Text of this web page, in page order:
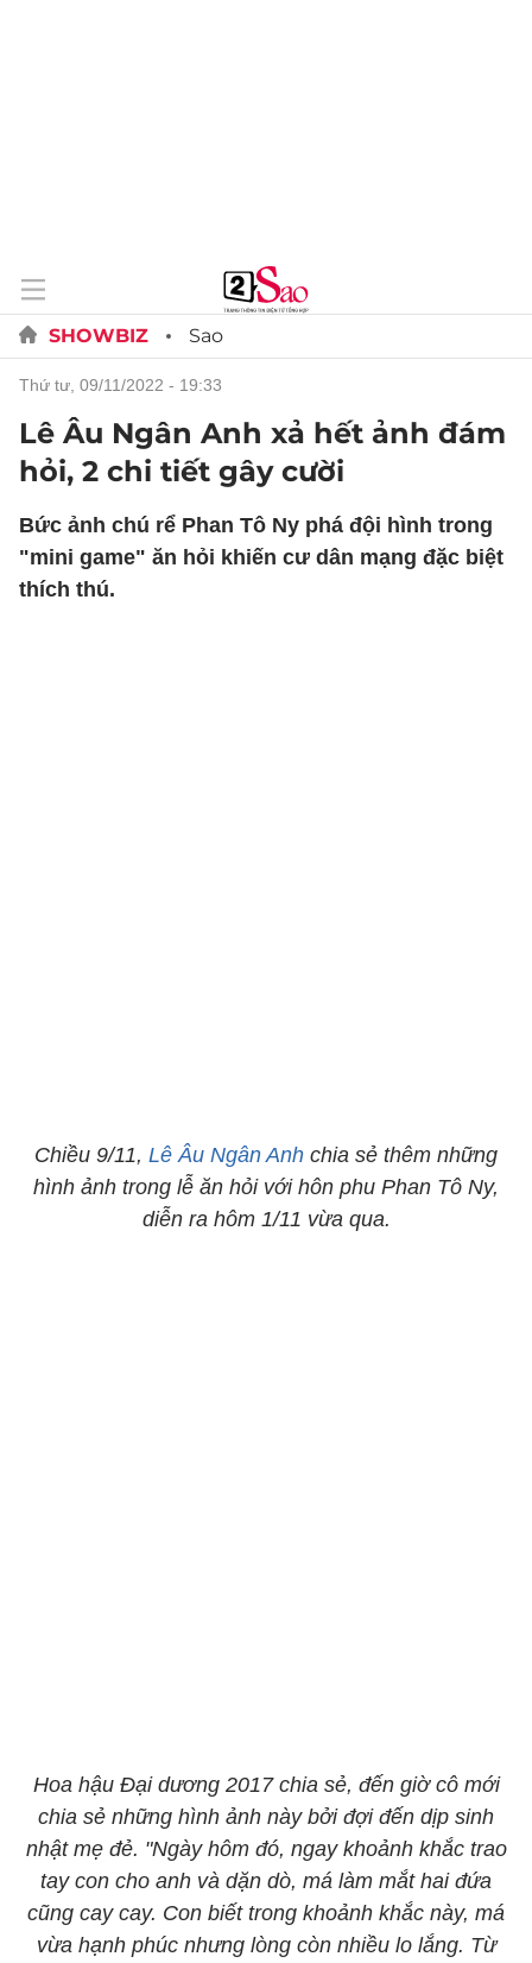
SHOWBIZ Sao
thứ tư, 09/11/2022 - 19:33
Lê Âu Ngân Anh xả hết ảnh đám
hỏi, 2 chi tiết gây cười
Bức ảnh chú rể Phan Tô Ny phá đội hình trong
"mini game" ăn hỏi khiến cư dân mạng đặc biệt
thích thú.
Chiều 9/11, Lê Âu Ngân Anh chia sẻ thêm những
hình ảnh trong lễ ăn hỏi với hôn phu Phan Tô Ny,
diễn ra hôm 1/11 vừa qua.
Hoa hậu Đại dương 2017 chia sẻ, đến giờ cô mới
chia sẻ những hình ảnh này bởi đợi đến dịp sinh
nhật mẹ đẻ. "Ngày hôm đó, ngay khoảnh khắc trao
tay con cho anh và dặn dò, má làm mắt hai đứa
cũng cay cay. Con biết trong khoảnh khắc này, má
vừa hạnh phúc nhưng lòng còn nhiều lo lắng. Từ